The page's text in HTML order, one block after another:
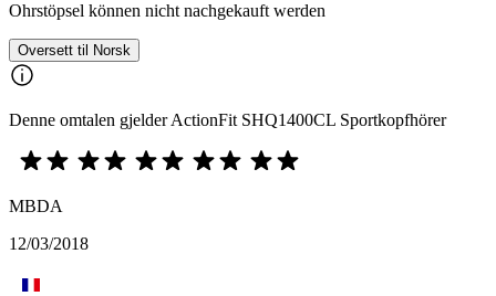
Ohrstöpsel können nicht nachgekauft werden
Oversett til Norsk
Denne omtalen gjelder ActionFit SHQ1400CL Sportkopfhörer
MBDA
12/03/2018